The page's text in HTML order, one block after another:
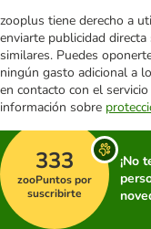
zooplus tiene derecho a
enviarte publicidad
similares. Puedes
ningún gasto adicional a
en contacto con el
información sobre
333
zooPuntos por
suscribirte
¡No